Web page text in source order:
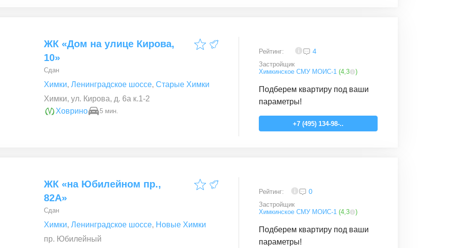
ЖК «Дом на улице Кирова,
10»
Сдан
Химки, Ленинградское шоссе, Старые Химки
Химки, ул. Кирова, д. 6а к.1-2
Ховрино
5 мин.
Рейтинг: 4
Застройщик
Химкинское СМУ МОИС-1 (4,3 )
Подберем квартиру под ваши
параметры!
+7 (495) 134-98-..
ЖК «на Юбилейном пр.,
82А»
Сдан
Химки, Ленинградское шоссе, Новые Химки
пр. Юбилейный
Рейтинг: 0
Застройщик
Химкинское СМУ МОИС-1 (4,3 )
Подберем квартиру под ваши
параметры!